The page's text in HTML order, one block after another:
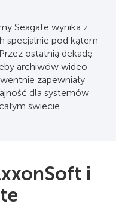
Seagate wynika z
specjalnie pod kątem
ostatnią dekadę
archiwów wideo
zapewniały
dla systemów
świecie.
i